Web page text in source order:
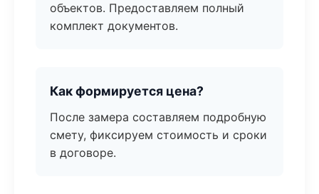
объектов. Предоставляем полный
комплект документов.
Как формируется цена?
После замера составляем подробную
смету, фиксируем стоимость и сроки
в договоре.